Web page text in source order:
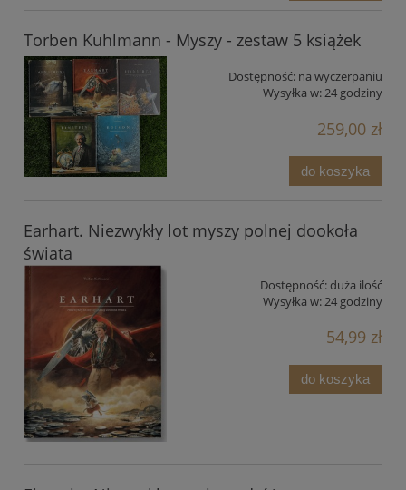
Torben Kuhlmann - Myszy - zestaw 5 książek
Dostępność: na wyczerpaniu
Wysyłka w:24 godziny
259,00 zł
do koszyka
Earhart. Niezwykły lot myszy polnej dookoła
świata
Dostępność: duża ilość
Wysyłka w: 24 godziny
54,99 zł
do koszyka